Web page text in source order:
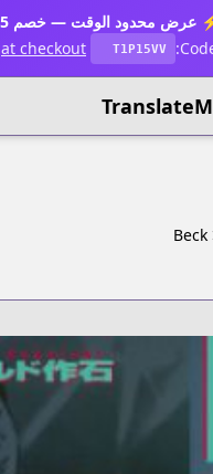
عرض محدود الوقت — خصم 15%
T1P15VV
at checkout
Beck